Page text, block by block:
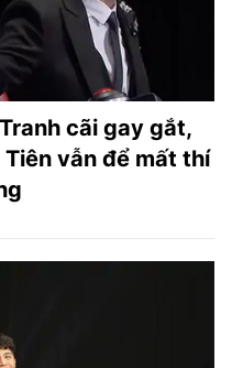
cãi gay gắt,
vẫn để mất thí